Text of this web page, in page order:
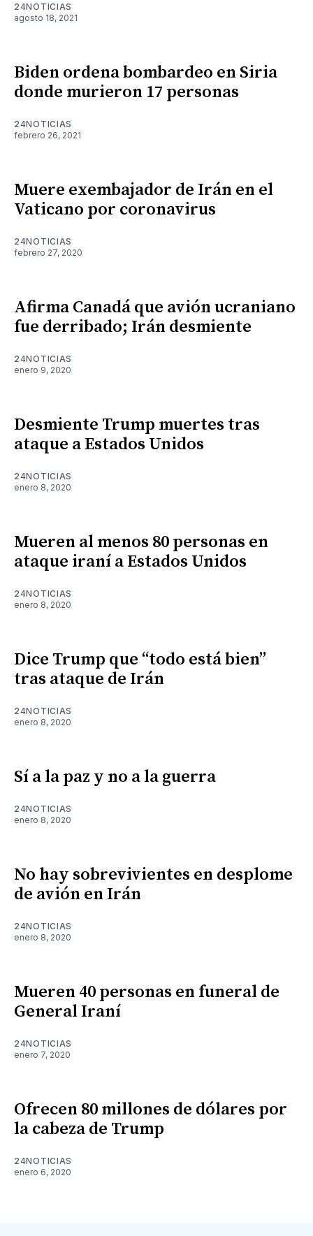
24NOTICIAS
agosto 18, 2021
Biden ordena bombardeo en Siria
donde murieron 17 personas
24NOTICIAS
febrero 26, 2021
Muere exembajador de Irán en el
Vaticano por coronavirus
24NOTICIAS
febrero 27, 2020
Afirma Canadá que avión ucraniano
fue derribado; Irán desmiente
24NOTICIAS
enero 9, 2020
Desmiente Trump muertes tras
ataque a Estados Unidos
24NOTICIAS
enero 8, 2020
Mueren al menos 80 personas en
ataque iraní a Estados Unidos
24NOTICIAS
enero 8, 2020
Dice Trump que “todo está bien”
tras ataque de Irán
24NOTICIAS
enero 8, 2020
Sí a la paz y no a la guerra
24NOTICIAS
enero 8, 2020
No hay sobrevivientes en desplome
de avión en Irán
24NOTICIAS
enero 8, 2020
Mueren 40 personas en funeral de
General Iraní
24NOTICIAS
enero 7, 2020
Ofrecen 80 millones de dólares por
la cabeza de Trump
24NOTICIAS
enero 6, 2020